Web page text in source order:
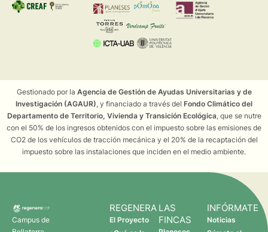
Gestionado por la Agencia de Gestión de Ayudas Universitarias y de
Investigación (AGAUR) , y financiado a través del Fondo Climático del
Departamento de Territorio, Vivienda y Transición Ecológica , que se nutre
con el 50% de los ingresos obtenidos con el impuesto sobre las emisiones de
CO2 de los vehículos de tracción mecánica y el 20% de la recaptación del
impuesto sobre las instalaciones que inciden en el medio ambiente.
Campus de
REGENERA
El Proyecto
LAS
FINCAS
INFÓRMATE
Noticias